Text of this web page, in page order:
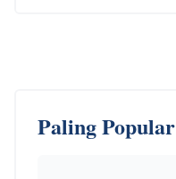
Paling Popular